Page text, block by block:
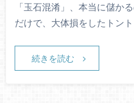
「玉石混淆」、本当に儲か
だけで、大体損をしたトン
続きを読む